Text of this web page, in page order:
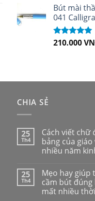
sao
Bút mài
041
Được xếp
210.000
CHIA SẺ
25
Th4
Cách viết chữ
bảng của giáo
nhiều năm
25
Th4
Mẹo hay giúp
cầm bút đúng
mất nhiều